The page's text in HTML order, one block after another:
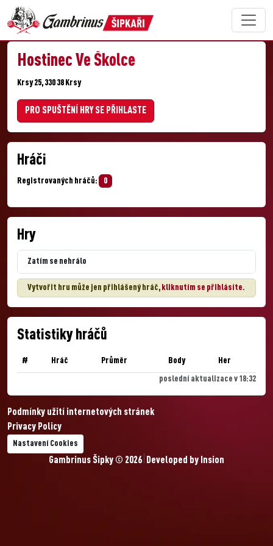
Hostinec Ve Školce
Krsy 25, 330 38 Krsy
PRO SPUŠTĚNÍ HRY SE PŘIHLASTE
Hráči
Registrovaných hráčů: 0
Hry
Zatím se nehrálo
Vytvořit hru může jen přihlášený hráč, kliknutím se přihlásíte.
Statistiky hráčů
# Hráč Průměr Body Her
poslední aktualizace v 18:32
Podmínky užití internetových stránek
Privacy Policy
Nastavení Cookies
Gambrinus Šipky © 2026 Developed by Insion